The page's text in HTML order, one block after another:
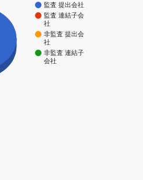
監査 提出会社
監査 連結子会
社
非監査 提出会
社
非監査 連結子
会社